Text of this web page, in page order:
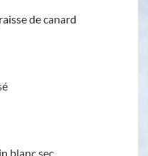
de canard
blanc sec